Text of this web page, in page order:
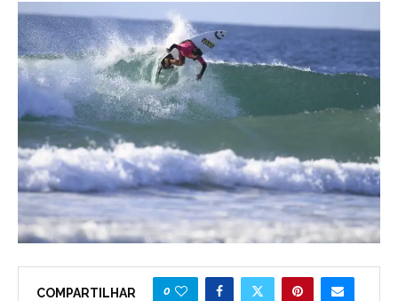
COMPARTILHAR 0